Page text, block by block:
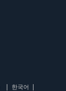
한국어